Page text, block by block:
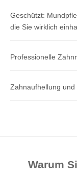
Geschützt:
die Sie wirklich
Professionelle
Zahnaufhellung
Warum